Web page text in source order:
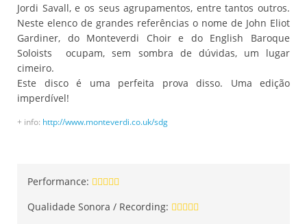
Jordi Savall, e os seus agrupamentos, entre tantos outros.
Neste elenco de grandes referências o nome de John Eliot
Gardiner, do Monteverdi Choir e do English Baroque
Soloists ocupam, sem sombra de dúvidas, um lugar
cimeiro.
Este disco é uma perfeita prova disso. Uma edição
imperdível!
+ info: http://www.monteverdi.co.uk/sdg
Performance:
Qualidade Sonora / Recording: